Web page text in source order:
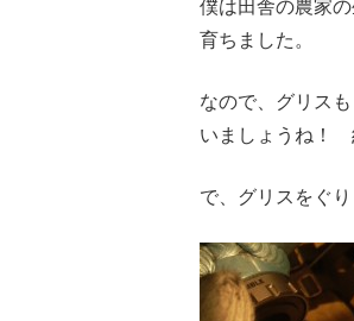
僕は田舎の農家
育ちました。
なので、グリス
いましょうね！
で、グリスをぐ